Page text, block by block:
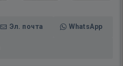
Эл. почта WhatsApp